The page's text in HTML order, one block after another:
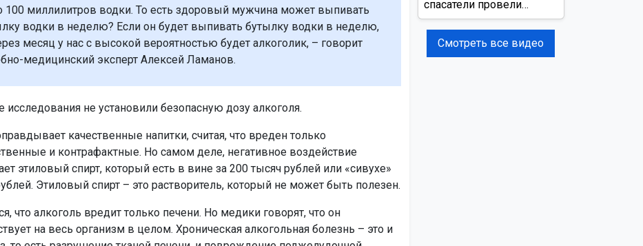
100 миллилитров водки. То есть здоровый мужчина может выпивать
водки в неделю? Если он будет выпивать бутылку водки в неделю,
месяц у нас с высокой вероятностью будет алкоголик, – говорит
медицинский эксперт Алексей Ламанов.
исследования не установили безопасную дозу алкоголя.
качественные напитки, считая, что вреден только
и контрафактные. Но самом деле, негативное воздействие
этиловый спирт, который есть в вине за 200 тысяч рублей или «сивухе»
Этиловый спирт – это растворитель, который не может быть полезен.
что алкоголь вредит только печени. Но медики говорят, что он
на весь организм в целом. Хроническая алкогольная болезнь – это и
спасатели провели
учения на реке Обь
Смотреть все видео